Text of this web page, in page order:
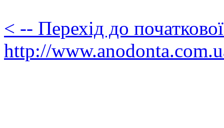
< -- Перехід до
http://